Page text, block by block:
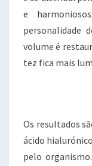
e
personalidade
volume é
tez fica mais
Os resultados
ácido
pelo